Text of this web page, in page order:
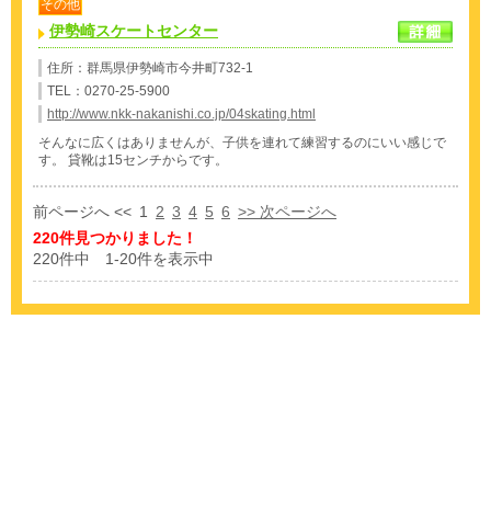
その他
伊勢崎スケートセンター
住所：群馬県伊勢崎市今井町732-1
TEL：0270-25-5900
http://www.nkk-nakanishi.co.jp/04skating.html
そんなに広くはありませんが、子供を連れて練習するのにいい感じで
す。 貸靴は15センチからです。
前ページへ << 1 2 3 4 5 6 >> 次ページへ
220件見つかりました！
220件中 1-20件を表示中